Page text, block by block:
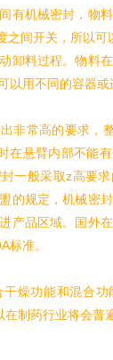
有机械密封，物
间开关，所以可
卸料过程。物料
以用不同的容器或
非常高的要求，
在悬臂内部不能
一般采取z高要
的规定，机械密
产品区域。国外
标准。
燥功能和混合
制药行业将会普